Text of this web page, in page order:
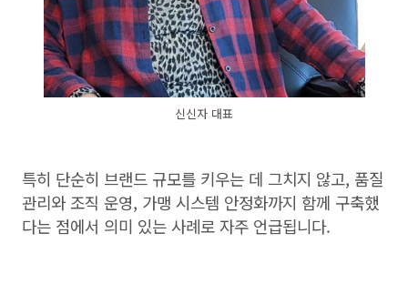
신신자 대표
특히 단순히 브랜드 규모를 키우는 데 그치지 않고, 품질
관리와 조직 운영, 가맹 시스템 안정화까지 함께 구축했
다는 점에서 의미 있는 사례로 자주 언급됩니다.